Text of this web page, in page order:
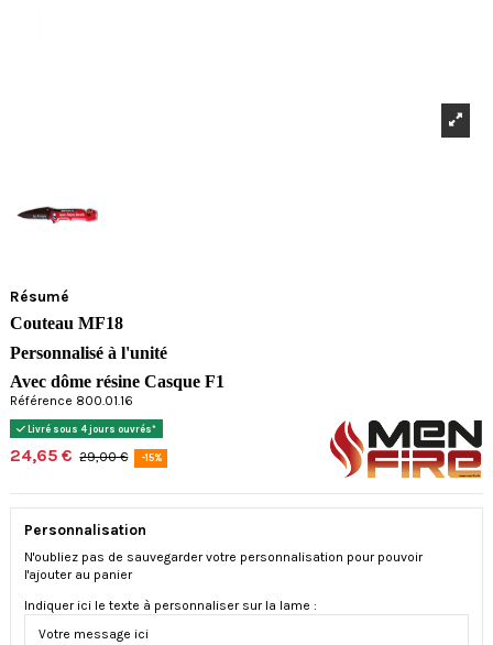
Résumé
Couteau MF18
Personnalisé à l'unité
Avec dôme résine Casque F1
Référence 800.01.16
Livré sous 4 jours ouvrés*
24,65 € 29,00 € -15%
Personnalisation
N'oubliez pas de sauvegarder votre personnalisation pour pouvoir
l'ajouter au panier
Indiquer ici le texte à personnaliser sur la lame :